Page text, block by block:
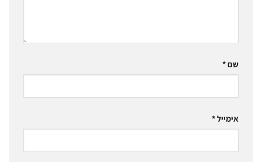
שם*
אימייל*